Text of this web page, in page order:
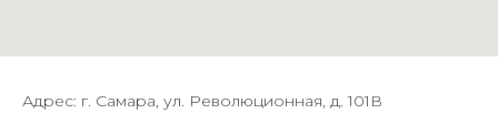
Адрес: г. Самара, ул. Революционная, д. 101В